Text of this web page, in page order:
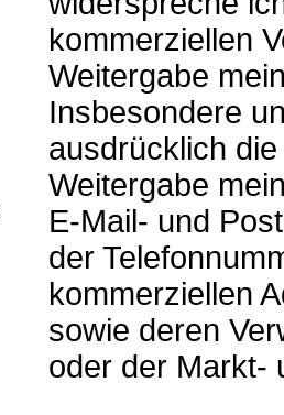
kommerziellen
Weitergabe
Insbesondere
ausdrücklich
Weitergabe
E-Mail- und
der
kommerziellen
sowie deren
oder der Markt-